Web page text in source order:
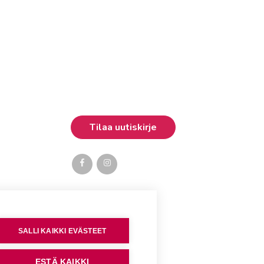
SALLI KAIKKI EVÄSTEET
ESTÄ KAIKKI